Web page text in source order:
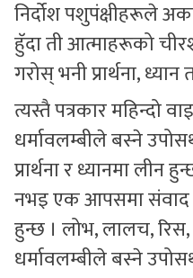
निर्दोश पशुपंक्षीहरूले
हुॅदा ती आत्माहरूको
गरोस् भनी प्रार्थना,
त्यस्तै पत्रकार महिन्दो
धर्मावलम्बीले बस्ने
प्रार्थना र ध्यानमा लीन
नभइ एक आपसमा संवाद
हुन्छ । लोभ, लालच,
धर्मावलम्बीले बस्ने